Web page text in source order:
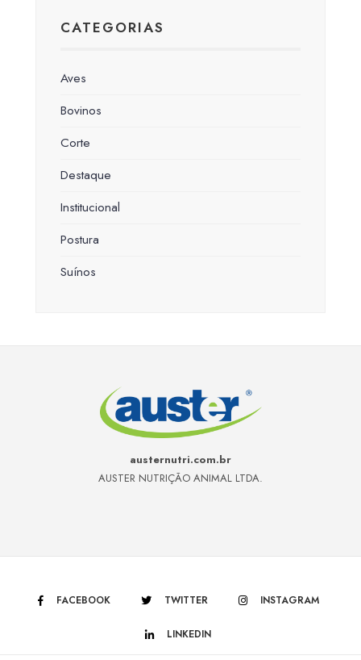
CATEGORIAS
Aves
Bovinos
Corte
Destaque
Institucional
Postura
Suínos
austernutri.com.br
AUSTER NUTRIÇÃO ANIMAL LTDA.
FACEBOOK TWITTER INSTAGRAM
LINKEDIN